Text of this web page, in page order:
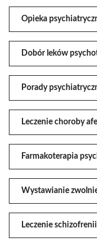
Opieka
Dobór leków
Porady
Leczenie choroby
Farmakoterapia
Wystawianie
Leczenie schizofrenii